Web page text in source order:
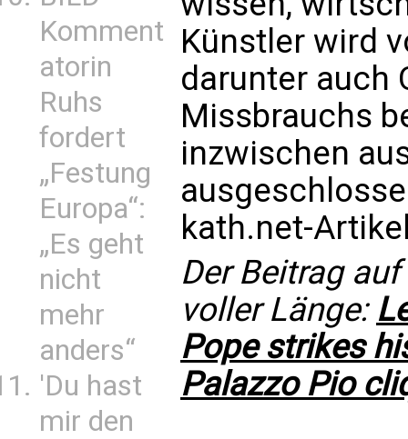
Komment
atorin
Ruhs
fordert
„Festung
Europa“:
„Es geht
nicht
mehr
anders“
'Du hast
mir den
Künstler wird
darunter auch
Missbrauchs
inzwischen
kath.net-
Der Beitrag auf
voller Länge:
Pope strikes
Palazzo Pio